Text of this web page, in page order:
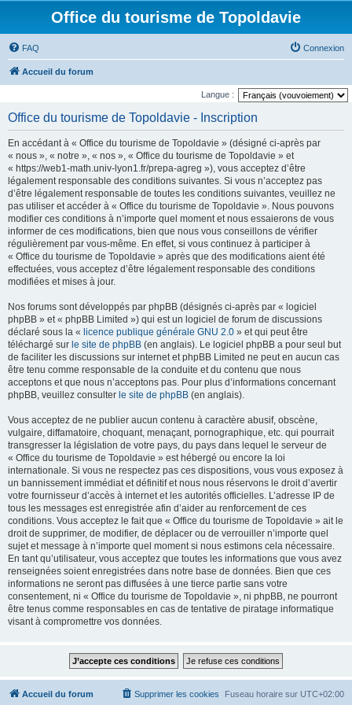
Office du tourisme de Topoldavie
FAQ Connexion
Accueil du forum
Langue :
Office du tourisme de Topoldavie - Inscription
En accédant à « Office du tourisme de Topoldavie » (désigné ci-après par
« nous », « notre », « nos », « Office du tourisme de Topoldavie » et
« https://web1-math.univ-lyon1.fr/prepa-agreg »), vous acceptez d’être
légalement responsable des conditions suivantes. Si vous n’acceptez pas
d’être légalement responsable de toutes les conditions suivantes, veuillez ne
pas utiliser et accéder à « Office du tourisme de Topoldavie ». Nous pouvons
modifier ces conditions à n’importe quel moment et nous essaierons de vous
informer de ces modifications, bien que nous vous conseillons de vérifier
régulièrement par vous-même. En effet, si vous continuez à participer à
« Office du tourisme de Topoldavie » après que des modifications aient été
effectuées, vous acceptez d’être légalement responsable des conditions
modifiées et mises à jour.
Nos forums sont développés par phpBB (désignés ci-après par « logiciel
phpBB » et « phpBB Limited ») qui est un logiciel de forum de discussions
déclaré sous la « licence publique générale GNU 2.0 » et qui peut être
téléchargé sur le site de phpBB (en anglais). Le logiciel phpBB a pour seul but
de faciliter les discussions sur internet et phpBB Limited ne peut en aucun cas
être tenu comme responsable de la conduite et du contenu que nous
acceptons et que nous n’acceptons pas. Pour plus d’informations concernant
phpBB, veuillez consulter le site de phpBB (en anglais).
Vous acceptez de ne publier aucun contenu à caractère abusif, obscène,
vulgaire, diffamatoire, choquant, menaçant, pornographique, etc. qui pourrait
transgresser la législation de votre pays, du pays dans lequel le serveur de
« Office du tourisme de Topoldavie » est hébergé ou encore la loi
internationale. Si vous ne respectez pas ces dispositions, vous vous exposez à
un bannissement immédiat et définitif et nous nous réservons le droit d’avertir
votre fournisseur d’accès à internet et les autorités officielles. L’adresse IP de
tous les messages est enregistrée afin d’aider au renforcement de ces
conditions. Vous acceptez le fait que « Office du tourisme de Topoldavie » ait le
droit de supprimer, de modifier, de déplacer ou de verrouiller n’importe quel
sujet et message à n’importe quel moment si nous estimons cela nécessaire.
En tant qu’utilisateur, vous acceptez que toutes les informations que vous avez
renseignées soient enregistrées dans notre base de données. Bien que ces
informations ne seront pas diffusées à une tierce partie sans votre
consentement, ni « Office du tourisme de Topoldavie », ni phpBB, ne pourront
être tenus comme responsables en cas de tentative de piratage informatique
visant à compromettre vos données.
Accueil du forum Fuseau horaire sur UTC+02:00
Supprimer les cookies